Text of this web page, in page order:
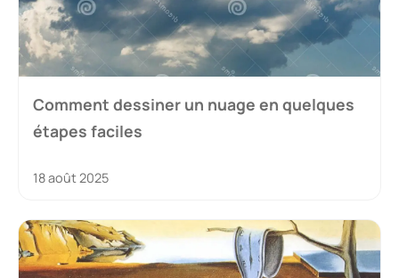
Comment dessiner un nuage en quelques
étapes faciles
18 août 2025